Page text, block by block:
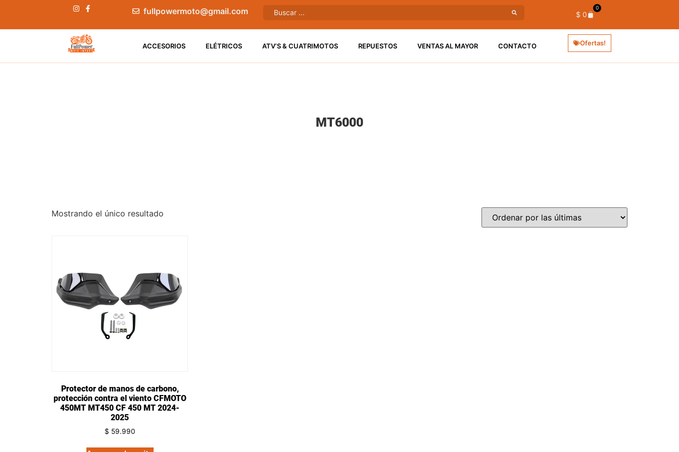
fullpowermoto@gmail.com $ 0
0
ACCESORIOS ELÉTRICOS ATV’S & CUATRIMOTOS REPUESTOS VENTAS AL MAYOR CONTACTO Ofertas!
MT6000
Mostrando el único resultado
Protector de manos de carbono,
protección contra el viento CFMOTO
450MT MT450 CF 450 MT 2024-
2025
$ 59.990